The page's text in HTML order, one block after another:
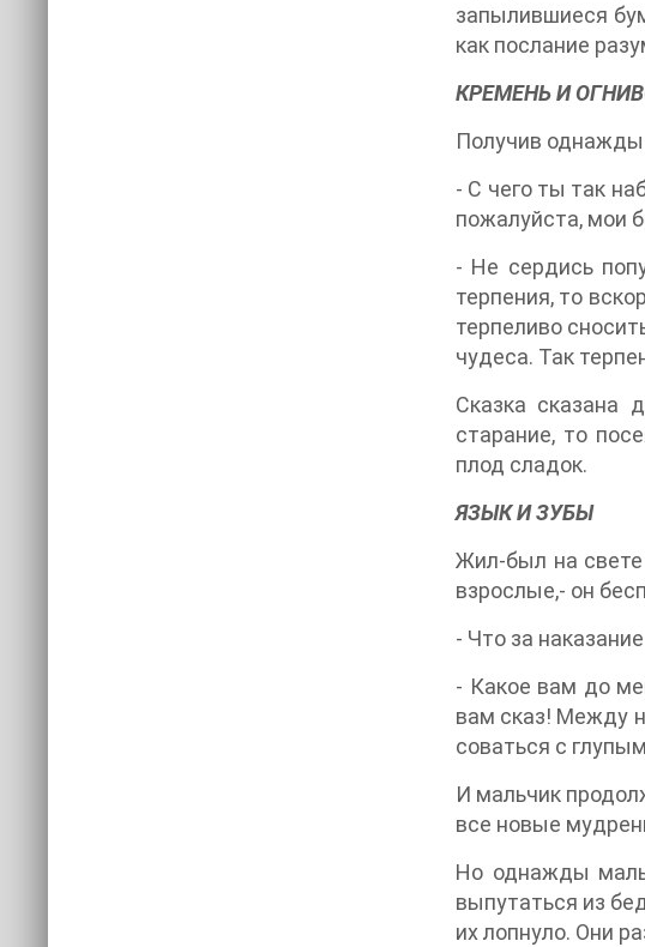
запылившиеся
как послание
КРЕМЕНЬ И
Получив однажды
- С чего ты так
пожалуйста, мои
- Не сердись
терпения, то
терпеливо
чудеса. Так
Сказка сказана
старание, то
плод сладок.
ЯЗЫК И ЗУБЫ
Жил-был на
взрослые,- он
- Что за
- Какое вам до
вам сказ! Между
соваться с
И мальчик
все новые
Но однажды
выпутаться из
их лопнуло. Они